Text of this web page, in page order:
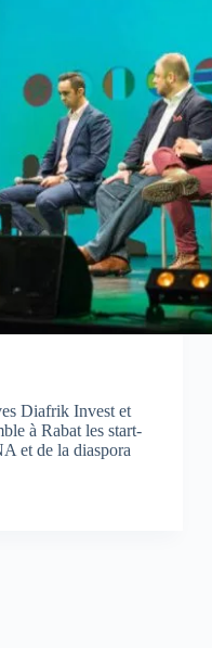
Diafrik Invest et
à Rabat les start-
et de la diaspora